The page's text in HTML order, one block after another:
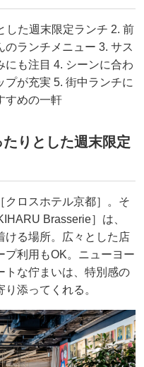
した週末限定ランチ 2. 前
ランチメニュー 3. サス
にも注目 4. シーンに合わ
が充実 5. 街中ランチに
すめの一軒
りとした週末限定
クロスホテル京都］。そ
Brasserie］は、
ける場所。広々とした店
プ利用もOK。ニューヨー
トな佇まいは、特別感の
添ってくれる。